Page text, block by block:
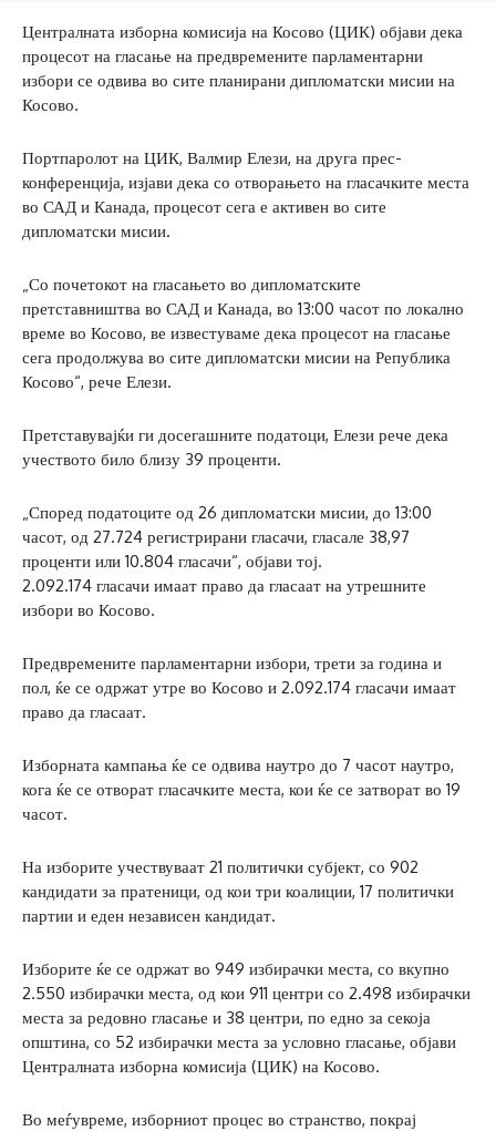
Централната изборна комисија на Косово (ЦИК) објави дека
процесот на гласање на предвремените парламентарни
избори се одвива во сите планирани дипломатски мисии на
Косово.
Портпаролот на ЦИК, Валмир Елези, на друга прес-
конференција, изјави дека со отворањето на гласачките места
во САД и Канада, процесот сега е активен во сите
дипломатски мисии.
„Со почетокот на гласањето во дипломатските
претставништва во САД и Канада, во 13:00 часот по локално
време во Косово, ве известуваме дека процесот на гласање
сега продолжува во сите дипломатски мисии на Република
Косово“, рече Елези.
Претставувајќи ги досегашните податоци, Елези рече дека
учеството било близу 39 проценти.
„Според податоците од 26 дипломатски мисии, до 13:00
часот, од 27.724 регистрирани гласачи, гласале 38,97
проценти или 10.804 гласачи“, објави тој.
2.092.174 гласачи имаат право да гласаат на утрешните
избори во Косово.
Предвремените парламентарни избори, трети за година и
пол, ќе се одржат утре во Косово и 2.092.174 гласачи имаат
право да гласаат.
Изборната кампања ќе се одвива наутро до 7 часот наутро,
кога ќе се отворат гласачките места, кои ќе се затворат во 19
часот.
На изборите учествуваат 21 политички субјект, со 902
кандидати за пратеници, од кои три коалиции, 17 политички
партии и еден независен кандидат.
Изборите ќе се одржат во 949 избирачки места, со вкупно
2.550 избирачки места, од кои 911 центри со 2.498 избирачки
места за редовно гласање и 38 центри, по едно за секоја
општина, со 52 избирачки места за условно гласање, објави
Централната изборна комисија (ЦИК) на Косово.
Во меѓувреме, изборниот процес во странство, покрај